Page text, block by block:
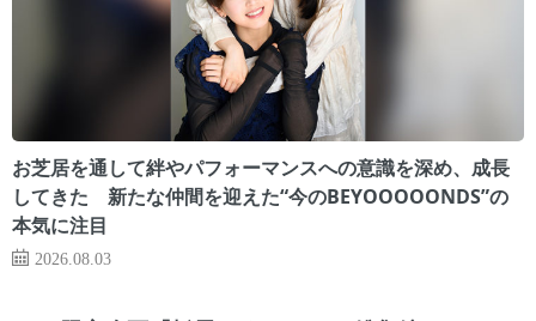
お芝居を通して絆やパフォーマンスへの意識を深め、成長
してきた 新たな仲間を迎えた“今のBEYOOOOONDS”の
本気に注目
2026.08.03